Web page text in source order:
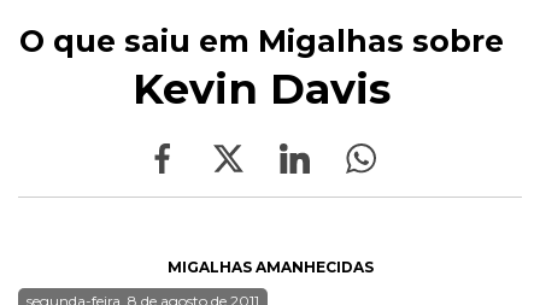
O que saiu em Migalhas sobre
Kevin Davis
MIGALHAS AMANHECIDAS
segunda-feira, 8 de agosto de 2011